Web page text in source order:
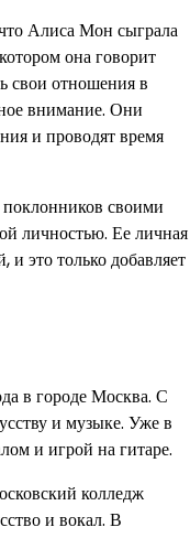
Алиса Мон сыграла
она говорит
свои отношения в
внимание. Они
и проводят время
своими
личностью. Ее личная
и это только добавляет
в городе Москва. С
и музыке. Уже в
и игрой на гитаре.
колледж
и вокал. В